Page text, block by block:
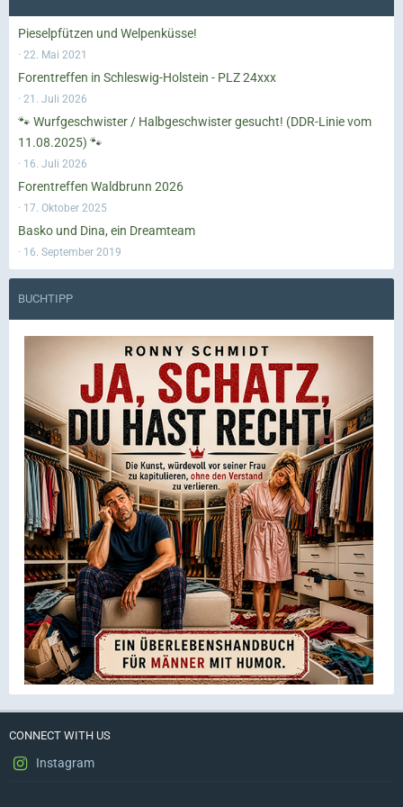
Pieselpfützen und Welpenküsse!
22. Mai 2021
Forentreffen in Schleswig-Holstein - PLZ 24xxx
21. Juli 2026
🐾 Wurfgeschwister / Halbgeschwister gesucht! (DDR-Linie vom
11.08.2025) 🐾
16. Juli 2026
Forentreffen Waldbrunn 2026
17. Oktober 2025
Basko und Dina, ein Dreamteam
16. September 2019
BUCHTIPP
CONNECT WITH US
Instagram